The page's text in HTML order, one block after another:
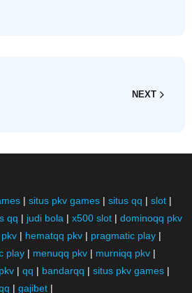
NEXT
| situs pkv games | situs qq | slot |
qq | judi bola | x500 slot | dominoqq pkv
| hematqq pkv | pragmatic play |
play | menuqq pkv | murniqq pkv |
| qq | bandarqq | situs pkv games |
| gajibet |